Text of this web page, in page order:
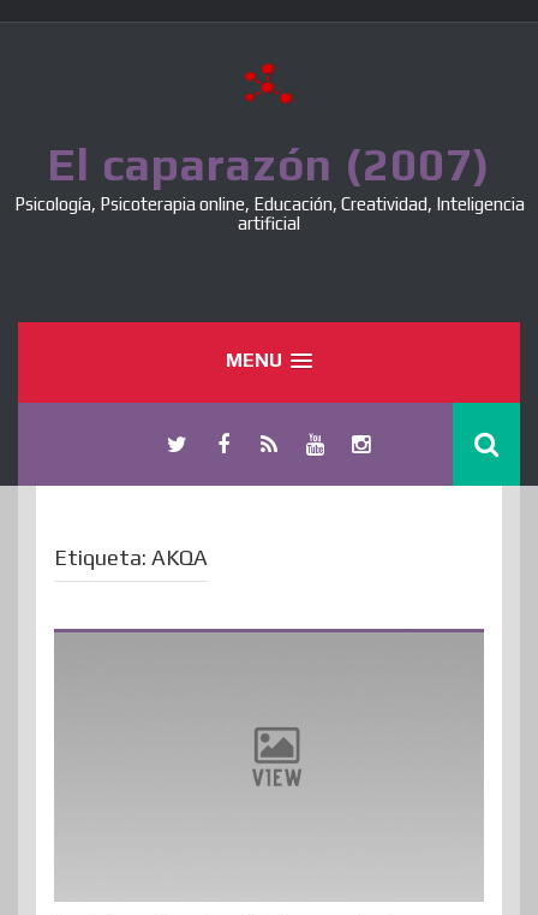
El caparazón (2007)
Psicología, Psicoterapia online, Educación, Creatividad, Inteligencia
artificial
MENU
Etiqueta: AKQA